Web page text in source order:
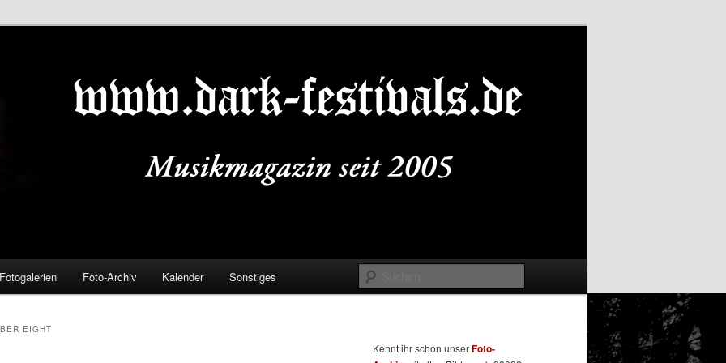
Fotogalerien Foto-Archiv Kalender Sonstiges
EIGHT
Kennt ihr schon unserFoto-